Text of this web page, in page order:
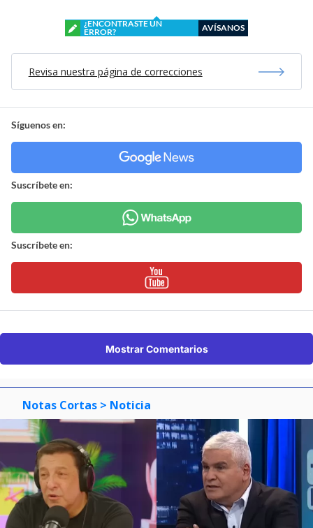
¿ENCONTRASTE UN
ERROR?
AVÍSANOS
Revisa nuestra página de correcciones
Síguenos en:
Suscríbete en:
Suscríbete en:
Mostrar Comentarios
Notas Cortas > Noticia